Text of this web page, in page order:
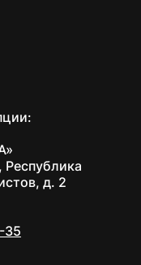
д. 2
35